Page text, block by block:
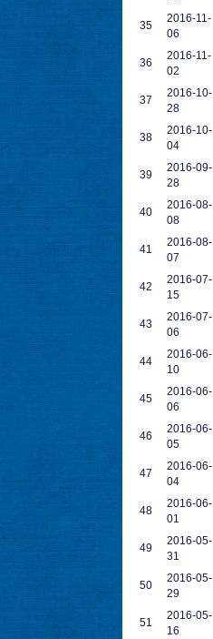
35
2016-11-
06
36
2016-11-
02
37
2016-10-
28
38
2016-10-
04
39
2016-09-
28
40
2016-08-
08
41
2016-08-
07
42
2016-07-
15
43
2016-07-
06
44
2016-06-
10
45
2016-06-
06
46
2016-06-
05
47
2016-06-
04
48
2016-06-
01
49
2016-05-
31
50
2016-05-
29
51
2016-05-
16